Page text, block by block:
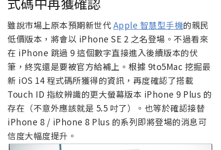
雖說市場上原本預期新世代 Apple 智慧型手機的親民
低價版本，將會以 iPhone SE 2 之名登場。不過看來
在 iPhone 跳過 9 這個數字直接進入後續版本的伏
筆，終究還是要被官方給補上。根據 9to5Mac 挖掘最
新 iOS 14 程式碼所獲得的資訊，再度確認了搭載
Touch ID 指紋辨識的更大螢幕版本 iPhone 9 Plus 的
存在（不意外應該就是 5.5 吋了）。也等於確認接替
iPhone 8 / iPhone 8 Plus 的系列即將登場的消息可
信度大幅度提升。